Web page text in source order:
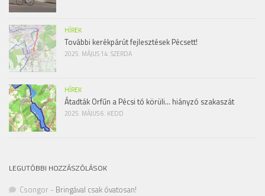
HÍREK
További kerékpárút fejlesztések Pécsett!
2025. MÁJUS 14. SZERDA
HÍREK
Átadták Orfűn a Pécsi tó körüli… hiányzó szakaszát
2025. MÁJUS 6. KEDD
LEGUTÓBBI HOZZÁSZÓLÁSOK
Csongor - Bringával csak óvatosan!